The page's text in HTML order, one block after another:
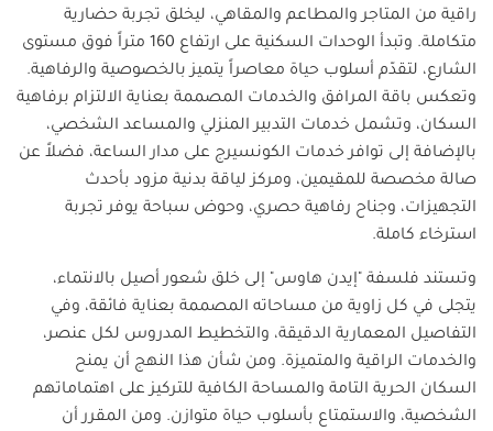
راقية من المتاجر والمطاعم والمقاهي، ليخلق تجربة حضارية
متكاملة. وتبدأ الوحدات السكنية على ارتفاع 160 متراً فوق مستوى
الشارع، لتقدّم أسلوب حياة معاصراً يتميز بالخصوصية والرفاهية.
وتعكس باقة المرافق والخدمات المصممة بعناية الالتزام برفاهية
السكان، وتشمل خدمات التدبير المنزلي والمساعد الشخصي،
بالإضافة إلى توافر خدمات الكونسيرج على مدار الساعة، فضلاً عن
صالة مخصصة للمقيمين، ومركز لياقة بدنية مزود بأحدث
التجهيزات، وجناح رفاهية حصري، وحوض سباحة يوفر تجربة
استرخاء كاملة.
وتستند فلسفة "إيدن هاوس" إلى خلق شعور أصيل بالانتماء،
يتجلى في كل زاوية من مساحاته المصممة بعناية فائقة، وفي
التفاصيل المعمارية الدقيقة، والتخطيط المدروس لكل عنصر،
والخدمات الراقية والمتميزة. ومن شأن هذا النهج أن يمنح
السكان الحرية التامة والمساحة الكافية للتركيز على اهتماماتهم
الشخصية، والاستمتاع بأسلوب حياة متوازن. ومن المقرر أن